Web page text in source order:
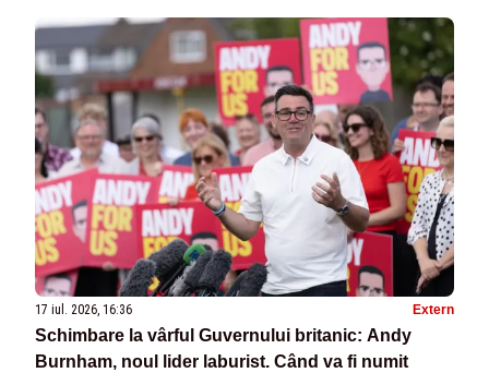
17 iul. 2026, 16:36 Extern
Schimbare la vârful Guvernului britanic: Andy
Burnham, noul lider laburist. Când va fi numit